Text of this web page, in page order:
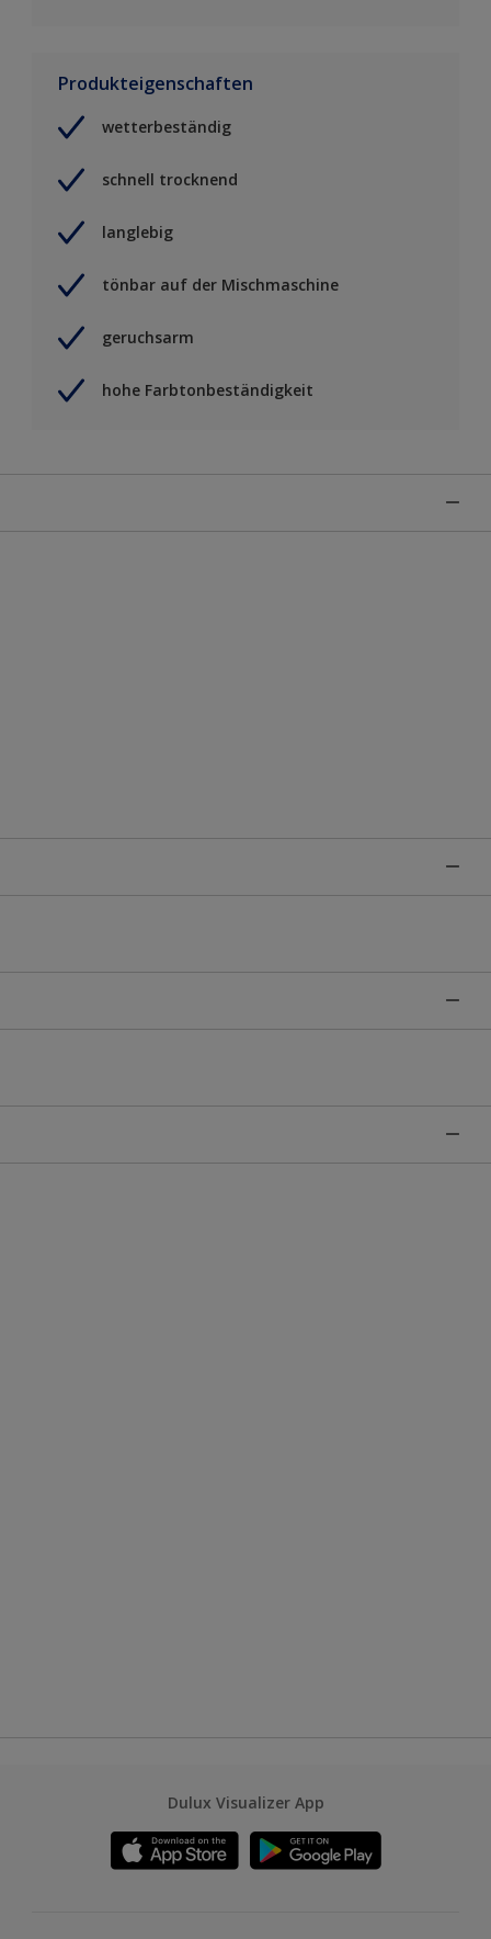
Produkteigenschaften
wetterbeständig
schnell trocknend
langlebig
tönbar auf der Mischmaschine
geruchsarm
hohe Farbtonbeständigkeit
Dulux Visualizer App